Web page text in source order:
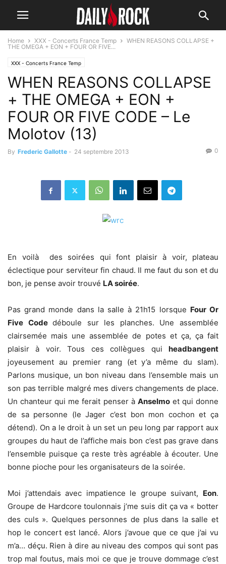
Home XXX - Concerts France Temp
WHEN REASONS COLLAPSE +
THE OMEGA + EON + FOUR OR FIVE...
XXX - Concerts France Temp
WHEN REASONS COLLAPSE
+ THE OMEGA + EON +
FOUR OR FIVE CODE – Le
Molotov (13)
By Frederic Gallotte - 24 septembre 2013 0
En voilà des soirées qui font plaisir à voir, plateau
éclectique pour serviteur fin chaud. Il me faut du son et du
bon, je pense avoir trouvé LA soirée.
Pas grand monde dans la salle à 21h15 lorsque Four Or
Five Codedéboule sur les planches. Une assemblée
clairsemée mais une assemblée de potes et ça, ça fait
plaisir à voir. Tous ces collègues qui headbangent
joyeusement au premier rang (et y’a même du slam).
Parlons musique, un bon niveau dans l’ensemble mais un
son pas terrible malgré mes divers changements de place.
Un chanteur qui me ferait penser à Anselmoet qui donne
de sa personne (le Jager c’est bon mon cochon et ça
détend). On a le droit à un set un peu long par rapport aux
groupes du haut de l’affiche mais bon c’est pas grave dans
l’ensemble puisque ça reste très agréable à écouter. Une
bonne pioche pour les organisateurs de la soirée.
Moi j’attendais avec impatience le groupe suivant, Eon.
Groupe de Hardcore toulonnais j’me suis dit ça va « botter
des culs ». Quelques personnes de plus dans la salle et
hop le concert est lancé. Alors j’avoue que ce que j’ai vu
m’a… déçu. Rien à dire au niveau des compos qui sont pas
trop mal foutus, mais moi ce que je trouve dommage c’est